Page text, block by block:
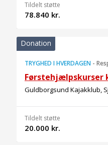
Tildelt støtte
78.840 kr.
Donation
TRYGHED I HVERDAGEN -
Førstehjælpskurser
Guldborgsund Kajakklub,
Tildelt støtte
20.000 kr.